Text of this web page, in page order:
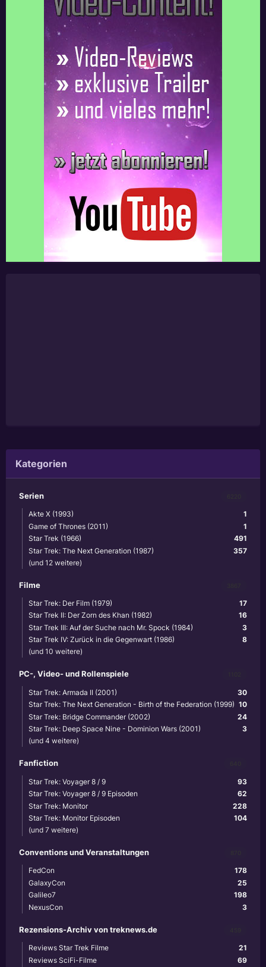
Kategorien
Serien
1
Akte X (1993)
1
Game of Thrones (2011)
491
Star Trek (1966)
357
Star Trek: The Next Generation (1987)
(und 12 weitere)
Filme
17
Star Trek: Der Film (1979)
16
Star Trek II: Der Zorn des Khan (1982)
3
Star Trek III: Auf der Suche nach Mr. Spock (1984)
8
Star Trek IV: Zurück in die Gegenwart (1986)
(und 10 weitere)
PC-, Video- und Rollenspiele
30
Star Trek: Armada II (2001)
10
Star Trek: The Next Generation - Birth of the Federation (1999)
24
Star Trek: Bridge Commander (2002)
3
Star Trek: Deep Space Nine - Dominion Wars (2001)
(und 4 weitere)
Fanfiction
93
Star Trek: Voyager 8 / 9
62
Star Trek: Voyager 8 / 9 Episoden
228
Star Trek: Monitor
104
Star Trek: Monitor Episoden
(und 7 weitere)
Conventions und Veranstaltungen
178
FedCon
25
GalaxyCon
198
Galileo7
3
NexusCon
Rezensions-Archiv von treknews.de
21
Reviews Star Trek Filme
69
Reviews SciFi-Filme